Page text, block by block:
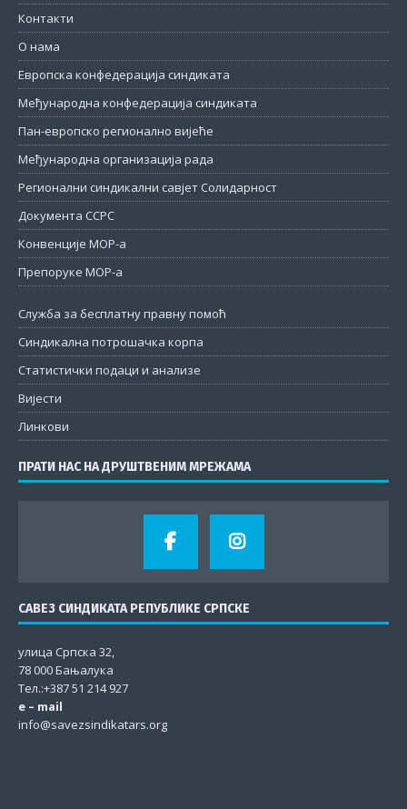
Контакти
О нама
Европска конфедерација синдиката
Међународна конфедерација синдиката
Пан-европско регионално вијеће
Међународна организација рада
Регионални синдикални савјет Солидарност
Документа ССРС
Конвенције МОР-а
Препоруке МОР-а
Служба за бесплатну правну помоћ
Синдикална потрошачка корпа
Статистички подаци и анализе
Вијести
Линкови
ПРАТИ НАС НА ДРУШТВЕНИМ МРЕЖАМА
САВЕЗ СИНДИКАТА РЕПУБЛИКЕ СРПСКЕ
улица Српска 32,
78 000 Бањалука
Тел.:+387 51 214 927
e – mail
info@savezsindikatars.org